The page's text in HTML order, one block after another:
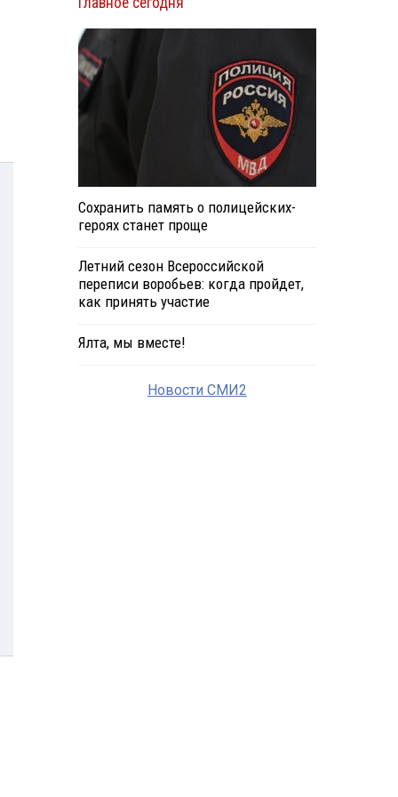
Сохранить память о полицейских-
героях станет проще
Летний сезон Всероссийской
переписи воробьев: когда пройдет,
как принять участие
Ялта, мы вместе!
Новости СМИ2